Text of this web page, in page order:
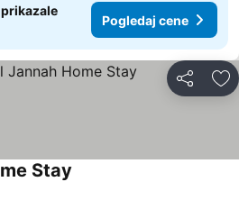
Pogledaj cene
Deli
Stay